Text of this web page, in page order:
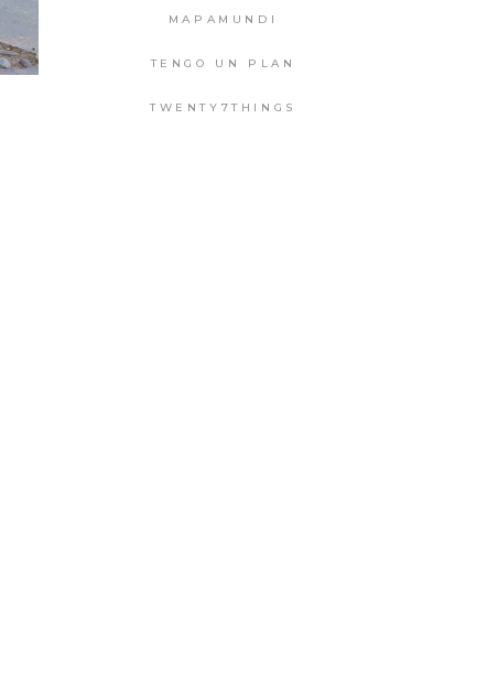
MAPAMUNDI
TENGO UN PLAN
TWENTY7THINGS